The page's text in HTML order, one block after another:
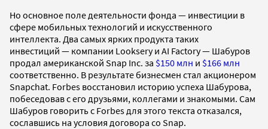
Но основное поле деятельности фонда — инвестиции в
сфере мобильных технологий и искусственного
интеллекта. Два самых ярких продукта таких
инвестиций — компании Looksery и AI Factory— Шабуров
продал американской Snap Inc. за $150 млн и $166 млн
соответственно. В результате бизнесмен стал акционером
Snapchat. Forbes восстановил историю успеха Шабурова,
побеседовав с его друзьями, коллегами и знакомыми. Сам
Шабуров говорить с Forbes для этого текста отказался,
сославшись на условия договора со Snap.